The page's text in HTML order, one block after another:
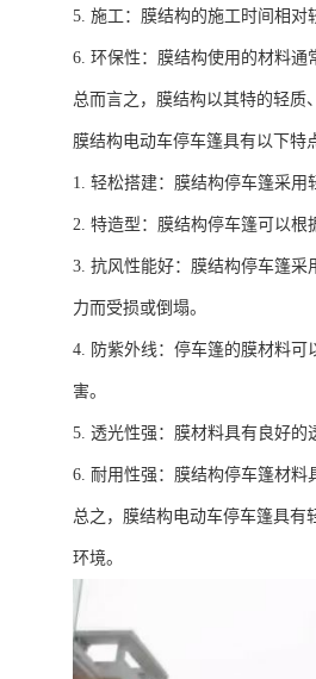
5. 施工：膜结构的施工时间相对
6. 环保性：膜结构使用的材料通
总而言之，膜结构以其特的轻质
膜结构电动车停车篷具有以下特
1. 轻松搭建：膜结构停车篷采用
2. 特造型：膜结构停车篷可以根
3. 抗风性能好：膜结构停车篷
力而受损或倒塌。
4. 防紫外线：停车篷的膜材料
害。
5. 透光性强：膜材料具有良好的
6. 耐用性强：膜结构停车篷材料
总之，膜结构电动车停车篷具有
环境。